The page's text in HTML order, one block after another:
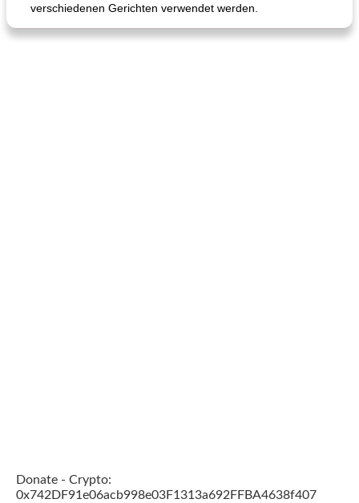
verschiedenen Gerichten verwendet werden.
Donate - Crypto:
0x742DF91e06acb998e03F1313a692FFBA4638f407